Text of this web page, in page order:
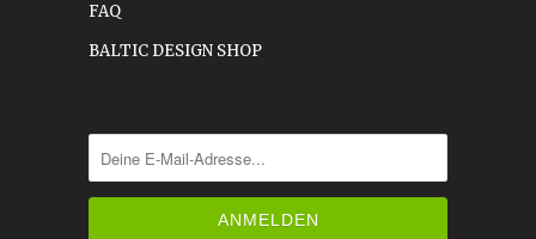
FAQ
BALTIC DESIGN SHOP